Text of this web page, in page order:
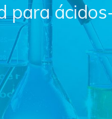
para